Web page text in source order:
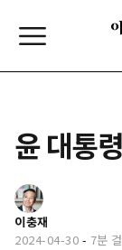
윤 대통
이충재
2024-04-30 - 7분